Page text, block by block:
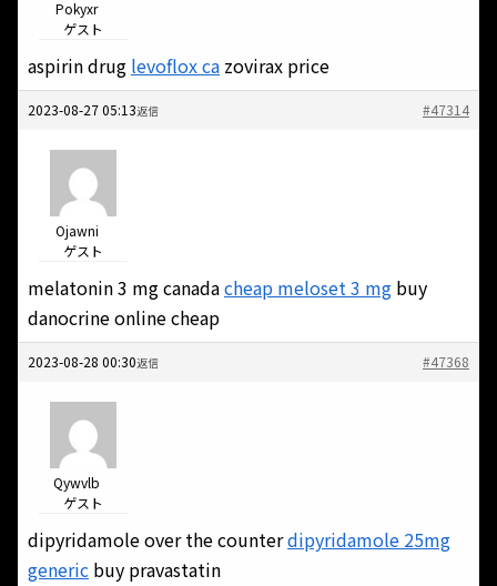
Pokyxr
ゲスト
aspirin drug levoflox ca zovirax price
2023-08-27 05:13 #47314
返信
Ojawni
ゲスト
melatonin 3 mg canadacheap meloset 3 mg buy
danocrine online cheap
2023-08-28 00:30 #47368
返信
Qywvlb
ゲスト
dipyridamole over the counterdipyridamole 25mg
generic buy pravastatin